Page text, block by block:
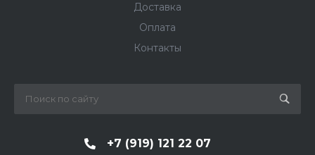
Доставка
Оплата
Контакты
+7 (919) 121 22 07